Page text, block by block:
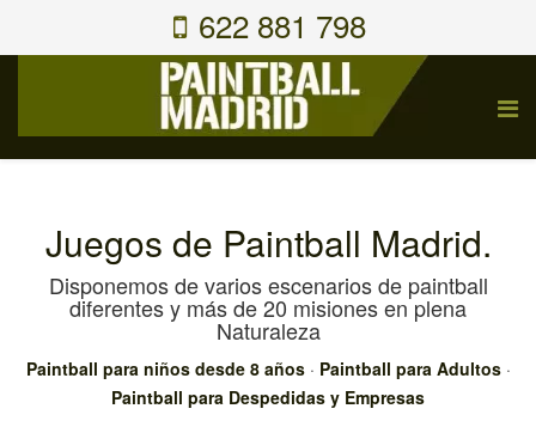
622 881 798
Juegos de Paintball Madrid.
Disponemos de varios escenarios de paintball
diferentes y más de 20 misiones en plena
Naturaleza
Paintball para niños desde 8 años· Paintball para Adultos·
Paintball para Despedidas y Empresas